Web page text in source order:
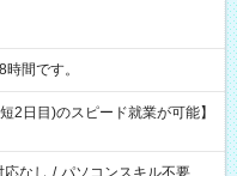
働8時間です。
2日目)のスピード就業が可能】
応なし / パソコンスキル不要